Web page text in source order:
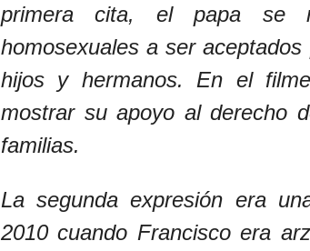
primera cita, el papa se
homosexuales a ser
hijos y hermanos. En el
mostrar su apoyo al derecho
familias.
La segunda expresión era
2010 cuando Francisco era